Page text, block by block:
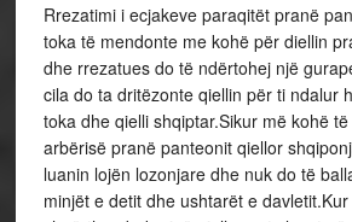
Rrezatimi i ecjakeve paraqitët pranë
toka të mendonte me kohë për diellin
dhe rrezatues do të ndërtohej një
cila do ta dritëzonte qiellin për ti ndalur
toka dhe qielli shqiptar.Sikur më kohë
arbërisë pranë panteonit qiellor
luanin lojën lozonjare dhe nuk do të
minjët e detit dhe ushtarët e